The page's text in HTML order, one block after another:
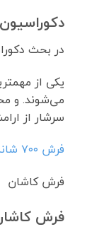
در بحث
یکی از
می‌شوند. و
سرشار از
فرش ٧٠٠ شانه
فرش کاشان
فرش کاشان ۷۰۰